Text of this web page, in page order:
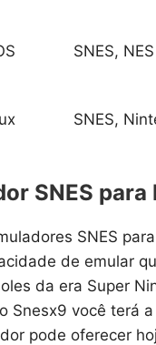
SNES,
SNES,
SNES para
SNES
de emular
da era Super
Snesx9 você
pode oferecer